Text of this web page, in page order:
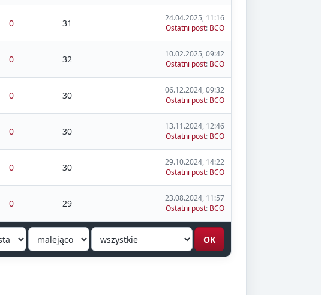
0 31
24.04.2025, 11:16
Ostatni post: BCO
0 32
10.02.2025, 09:42
Ostatni post: BCO
0 30
06.12.2024, 09:32
Ostatni post: BCO
0 30
13.11.2024, 12:46
Ostatni post: BCO
0 30
29.10.2024, 14:22
Ostatni post: BCO
0 29
23.08.2024, 11:57
Ostatni post: BCO